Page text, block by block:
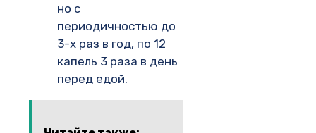
но с
периодичностью до
3-х раз в год, по 12
капель 3 раза в день
перед едой.